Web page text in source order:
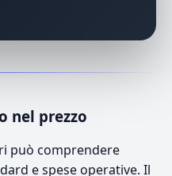
nel prezzo
può comprendere
e spese operative. Il